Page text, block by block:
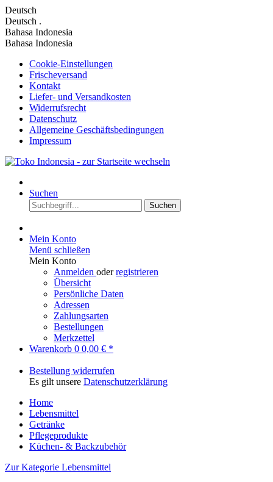
Deutsch
Deutsch .
Bahasa Indonesia
Bahasa Indonesia
Cookie-Einstellungen
Frischeversand
Kontakt
Liefer- und Versandkosten
Widerrufsrecht
Datenschutz
Allgemeine Geschäftsbedingungen
Impressum
Suchen
Suchen
Mein Konto
Menü schließen
Mein Konto
Anmelden oderregistrieren
Übersicht
Persönliche Daten
Adressen
Zahlungsarten
Bestellungen
Merkzettel
Warenkorb 0 0,00 € *
Bestellung widerrufen
Es gilt unsere Datenschutzerklärung
Home
Lebensmittel
Getränke
Pflegeprodukte
Küchen- & Backzubehör
Zur Kategorie Lebensmittel